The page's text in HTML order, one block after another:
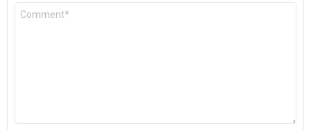
Commentaire